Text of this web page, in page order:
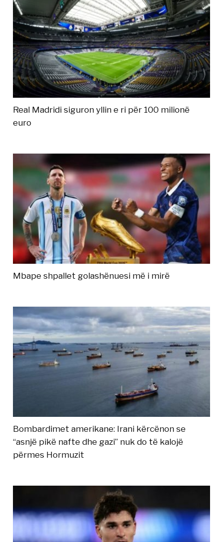
Real Madridi siguron yllin e ri për 100 milionë
euro
Mbape shpallet golashënuesi më i mirë
Bombardimet amerikane: Irani kërcënon se
“asnjë pikë nafte dhe gazi” nuk do të kalojë
përmes Hormuzit